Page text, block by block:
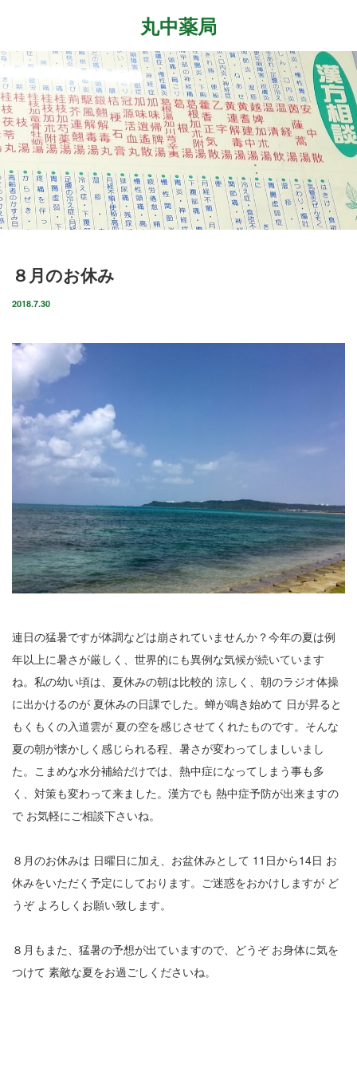
丸中薬局
８月のお休み
2018.7.30
連日の猛暑ですが体調などは崩されていませんか？今年の夏は例
年以上に暑さが厳しく、世界的にも異例な気候が続いています
ね。私の幼い頃は、夏休みの朝は比較的 涼しく、朝のラジオ体操
に出かけるのが 夏休みの日課でした。蝉が鳴き始めて 日が昇ると
もくもくの入道雲が 夏の空を感じさせてくれたものです。そんな
夏の朝が懐かしく感じられる程、暑さが変わってしましいまし
た。こまめな水分補給だけでは、熱中症になってしまう事も多
く、対策も変わって来ました。漢方でも 熱中症予防が出来ますの
で お気軽にご相談下さいね。
８月のお休みは 日曜日に加え、お盆休みとして 11日から14日 お
休みをいただく予定にしております。ご迷惑をおかけしますが ど
うぞ よろしくお願い致します。
８月もまた、猛暑の予想が出ていますので、どうぞ お身体に気を
つけて 素敵な夏をお過ごしくださいね。
Menu
ホーム
症状改善事例
取扱商品
ブログ
最近の記事
2026.7.27
先日、『最新の癌治療法と冬虫夏草』という勉
強会に参加して参りました。多方面から様々な
2026.4.14
3月の声が聞こえるとすっかり春らしくな
り、明石公園の梅の花も満開で、寒い冬がよう
やく終わりを迎えて穏やかな日が訪れるよ…
2025.12.28
今年もあと数日になりましたね。歳を重ねると一年が過ぎるのが
本当に早く感じますが、忙しい日々が本当に有り難く思います。
分刻…
月 火 水 木 金 土 日
2
3
6
7
9